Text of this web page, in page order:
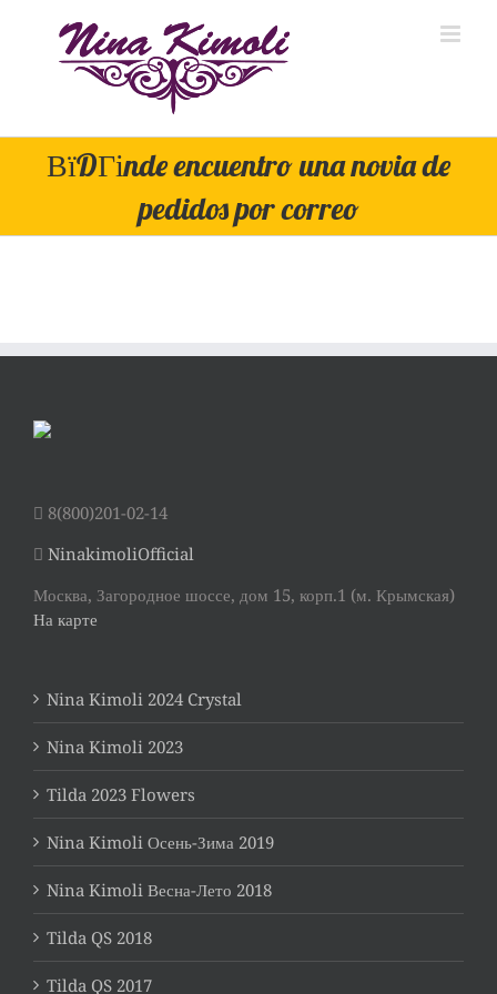
ВїDГіnde encuentro una novia de
pedidos por correo
8(800)201-02-14
NinakimoliOfficial
Москва, Загородное шоссе, дом 15, корп.1 (м. Крымская)
На карте
Nina Kimoli 2024 Crystal
Nina Kimoli 2023
Tilda 2023 Flowers
Nina Kimoli Осень-Зима 2019
Nina Kimoli Весна-Лето 2018
Tilda QS 2018
Tilda QS 2017